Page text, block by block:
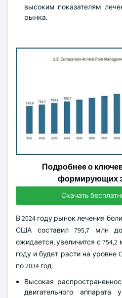
высоким показателям
рынка.
Подробнее о
формирующих
Скачать
В 2024 году рынок лечения
США составил 795,7 млн
ожидается, увеличится с
году и будет расти на уровне
по 2034 год.
Высокая
двигательного